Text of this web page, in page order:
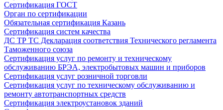
Сертификация ГОСТ
Орган по сертификации
Обязательная сертификация Казань
Сертификация систем качества
ДС ТР ТС Декларация соответствия Технического регламента
Таможенного союза
Сертификация услуг по ремонту и техническому
обслуживанию БРЭА, электробытовых машин и приборов
Сертификация услуг розничной торговли
Сертификация услуг по техническому обслуживанию и
ремонту автотранспортных средств
Сертификация электроустановок зданий